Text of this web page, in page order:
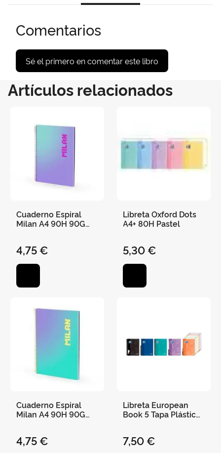
Comentarios
Sé el primero en comentar este libro
Artículos relacionados
Cuaderno Espiral
Milan A4 90H 90G
4,75 €
Libreta Oxford Dots
A4+ 80H Pastel
5,30 €
Cuaderno Espiral
Milan A4 90H 90G
4,75 €
Libreta European
Book 5 Tapa Plástico
7,50 €